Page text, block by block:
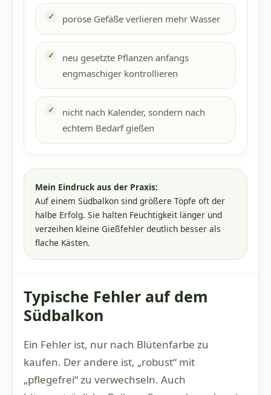
poröse Gefäße verlieren mehr Wasser
neu gesetzte Pflanzen anfangs
engmaschiger kontrollieren
nicht nach Kalender, sondern nach
echtem Bedarf gießen
Mein Eindruck aus der Praxis:
Auf einem Südbalkon sind größere Töpfe oft der
halbe Erfolg. Sie halten Feuchtigkeit länger und
verzeihen kleine Gießfehler deutlich besser als
flache Kästen.
Typische Fehler auf dem
Südbalkon
Ein Fehler ist, nur nach Blütenfarbe zu
kaufen. Der andere ist, „robust“ mit
„pflegefrei“ zu verwechseln. Auch